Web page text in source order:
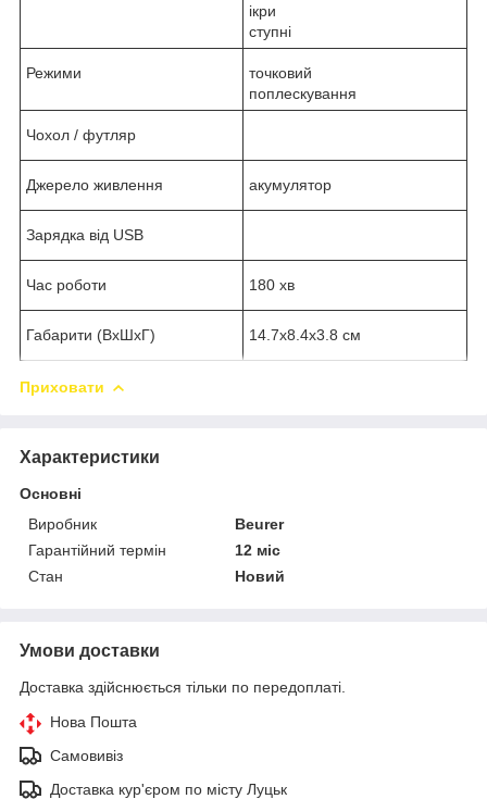
ікри
ступні
Режими
точковий
поплескування
Чохол / футляр
Джерело живлення акумулятор
Зарядка від USB
Час роботи 180 хв
Габарити (ВхШхГ) 14.7х8.4х3.8 см
Приховати
Характеристики
Основні
Виробник
Beurer
Гарантійний термін
12 міс
Стан
Новий
Умови доставки
Доставка здійснюється тільки по передоплаті.
Нова Пошта
Самовивіз
Доставка кур'єром по місту Луцьк